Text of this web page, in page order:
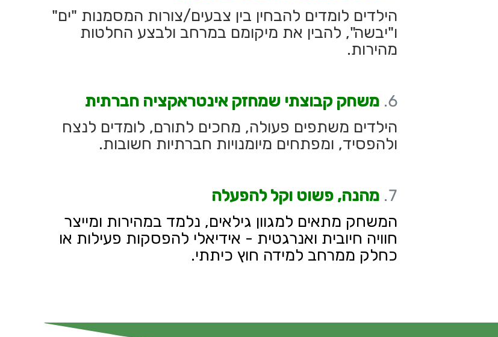
הילדים לומדים להבחין בין צבעים/צורות המסמנות "ים"
ו"יבשה", להבין את מיקומם במרחב ולבצע החלטות
מהירות.
משחק קבוצתי שמחזק אינטראקציה חברתית
הילדים משתפים פעולה, מחכים לתורם, לומדים לנצח
ולהפסיד, ומפתחים מיומנויות חברתיות חשובות.
מהנה, פשוט וקל להפעלה
המשחק מתאים למגוון גילאים, נלמד במהירות ומייצר
חוויה חיובית ואנרגטית - אידיאלי להפסקות פעילות או
כחלק ממרחב למידה חוץ כיתתי.